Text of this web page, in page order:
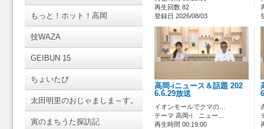
もっと！ホット！高岡
技WAZA
GEIBUN 15
ちょいたび
太田明里のおじゃましま～す。
寅のまちうた探訪記
再生回数 82
登録日 2026/08/03
高岡-iニュース＆話題 202
6.6.29放送
イオンモールでクマの…
テーマ 高岡-i ニュー…
再生時間 00:19:00